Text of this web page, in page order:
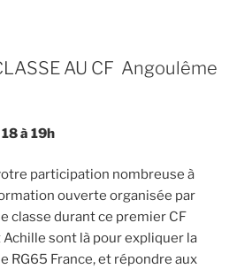
AU CF Angoulême
à 19h
participation nombreuse à
ouverte organisée par
classe durant ce premier CF
Achille sont là pour expliquer la
RG65 France, et répondre aux